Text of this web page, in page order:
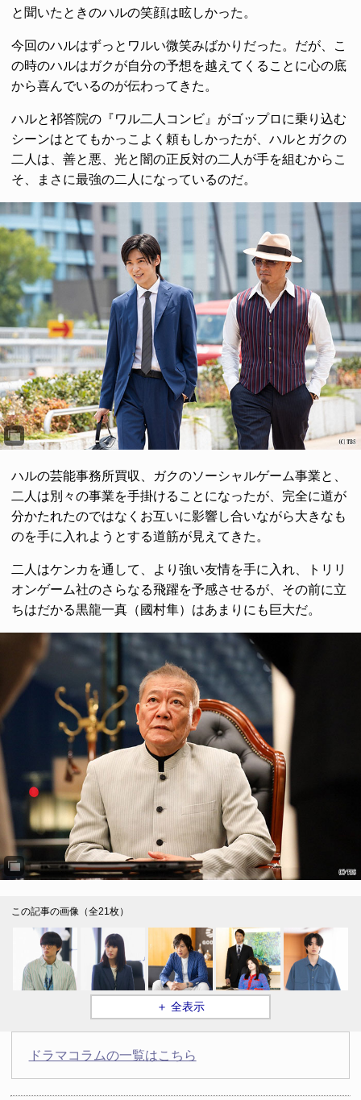
と聞いたときのハルの笑顔は眩しかった。
今回のハルはずっとワルい微笑みばかりだった。だが、こ
の時のハルはガクが自分の予想を越えてくることに心の底
から喜んでいるのが伝わってきた。
ハルと祁答院の『ワル二人コンビ』がゴップロに乗り込む
シーンはとてもかっこよく頼もしかったが、ハルとガクの
二人は、善と悪、光と闇の正反対の二人が手を組むからこ
そ、まさに最強の二人になっているのだ。
ハルの芸能事務所買収、ガクのソーシャルゲーム事業と、
二人は別々の事業を手掛けることになったが、完全に道が
分かたれたのではなくお互いに影響し合いながら大きなも
のを手に入れようとする道筋が見えてきた。
二人はケンカを通して、より強い友情を手に入れ、トリリ
オンゲーム社のさらなる飛躍を予感させるが、その前に立
ちはだかる黒龍一真（國村隼）はあまりにも巨大だ。
この記事の画像（全21枚）
＋ 全表示
ドラマコラムの一覧はこちら